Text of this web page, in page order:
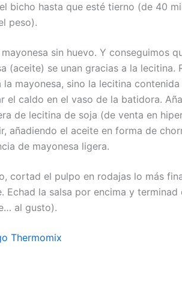
bicho hasta que esté tierno (de 40
peso).
mayonesa sin huevo. Y conseguimos
(aceite) se unan gracias a la lecitina.
la mayonesa, sino la lecitina
el caldo en el vaso de la batidora.
de lecitina de soja (de venta en
añadiendo el aceite en forma de
de mayonesa ligera.
cortad el pulpo en rodajas lo más
Echad la salsa por encima y
al gusto).
Thermomix